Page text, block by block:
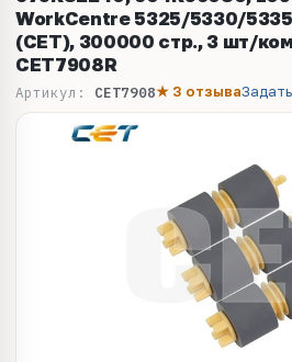
WorkCentre 5325/5330/
(CET), 300000 стр., 3 шт/
CET7908R
Артикул: CET7908★ 3 отзыва